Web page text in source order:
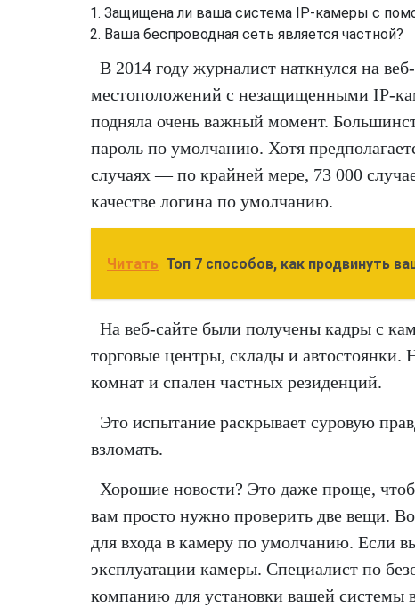
Защищена ли ваша система IP-камеры с
Ваша беспроводная сеть является частной?
В 2014 году журналист наткнулся на
местоположений с незащищенными IP-
подняла очень важный момент.
пароль по умолчанию. Хотя
случаях — по крайней мере, 73 000
качестве логина по умолчанию.
Читать Топ 7 способов, как продвинуть
На веб-сайте были получены кадры с
торговые центры, склады и
комнат и спален частных резиденций.
Это испытание раскрывает суровую
взломать.
Хорошие новости? Это даже проще,
вам просто нужно проверить две вещи.
для входа в камеру по умолчанию. Если
эксплуатации камеры. Специалист по
компанию для установки вашей системы